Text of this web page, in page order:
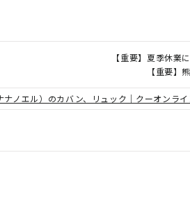
【重要】夏季休業
【重要】
ナノエル）のカバン、リュック｜クーオンライ